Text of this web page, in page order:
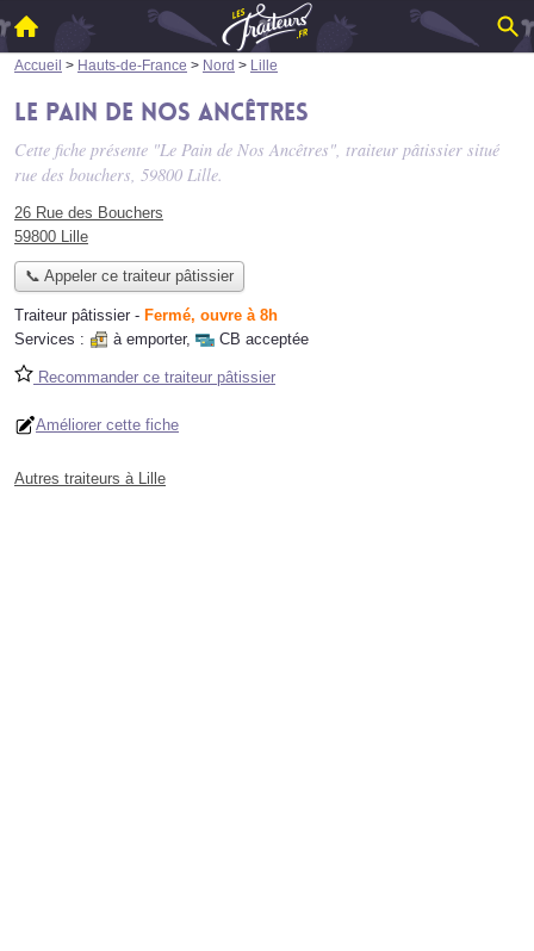
Accueil > Hauts-de-France > Nord > Lille
Le Pain de Nos Ancêtres
Cette fiche présente "Le Pain de Nos Ancêtres", traiteur pâtissier situé
rue des bouchers, 59800 Lille.
26 Rue des Bouchers
59800 Lille
📞 Appeler ce traiteur pâtissier
Traiteur pâtissier - Fermé, ouvre à 8h
Services :
à emporter, CB acceptée
Recommander ce traiteur pâtissier
Améliorer cette fiche
Autres traiteurs à Lille